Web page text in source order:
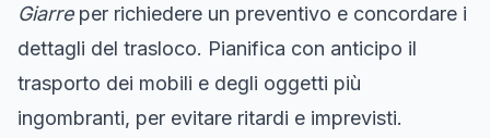
Giarreper richiedere un preventivo e concordare i
dettagli del trasloco. Pianifica con anticipo il
trasporto dei mobili e degli oggetti più
ingombranti, per evitare ritardi e imprevisti.